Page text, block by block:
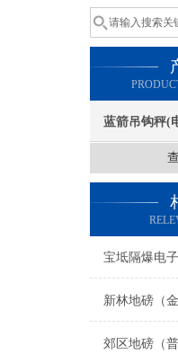
蓝箭吊钩秤(